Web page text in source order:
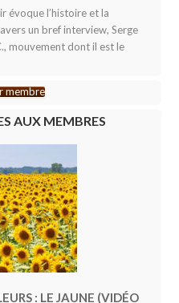
évoque l’histoire et la
un bref interview, Serge
mouvement dont il est le
membre
AUX MEMBRES
: LE JAUNE (VIDÉO